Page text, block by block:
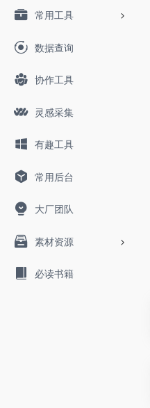
常用工具
数据查询
协作工具
灵感采集
有趣工具
常用后台
大厂团队
素材资源
必读书籍